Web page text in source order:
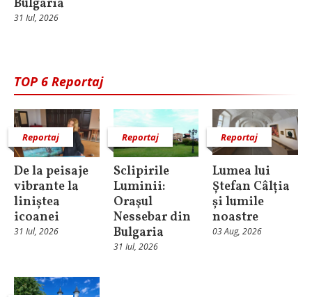
Bulgaria
31 Iul, 2026
TOP 6 Reportaj
Reportaj
De la peisaje
vibrante la
liniștea
icoanei
31 Iul, 2026
Reportaj
Sclipirile
Luminii:
Oraşul
Nessebar din
Bulgaria
31 Iul, 2026
Reportaj
Lumea lui
Ștefan Câlția
și lumile
noastre
03 Aug, 2026